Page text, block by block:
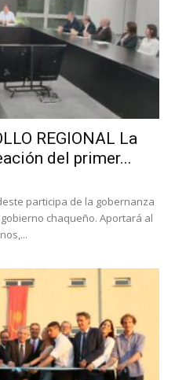
REGIONAL La
del primer...
participa de la gobernanza
chaqueño. Aportará al